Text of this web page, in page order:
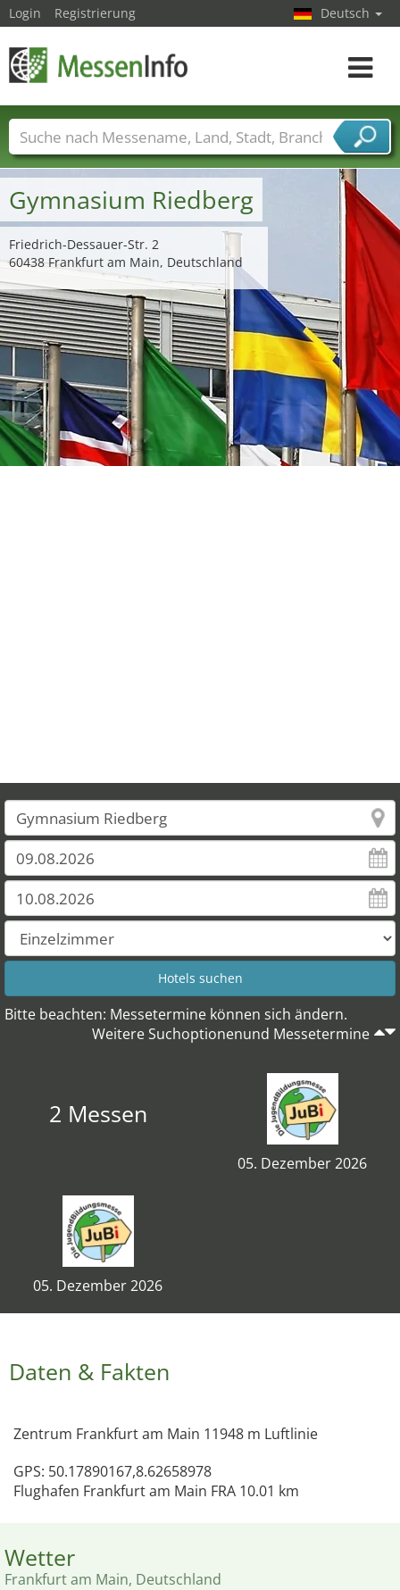
Gymnasium Riedberg
Friedrich-Dessauer-Str. 2
60438 Frankfurt am Main, Deutschland
Bitte beachten: Messetermine können sich ändern.
Weitere Suchoptionenund Messetermine
2 Messen
05. Dezember 2026
05. Dezember 2026
Daten & Fakten
Zentrum Frankfurt am Main 11948 m Luftlinie
GPS: 50.17890167,8.62658978
Flughafen Frankfurt am Main FRA 10.01 km
Wetter
Frankfurt am Main, Deutschland
Login Registrierung Deutsch
Toggle
Messenamen Länder Städte
Branchen
Dienstleisterbranchen